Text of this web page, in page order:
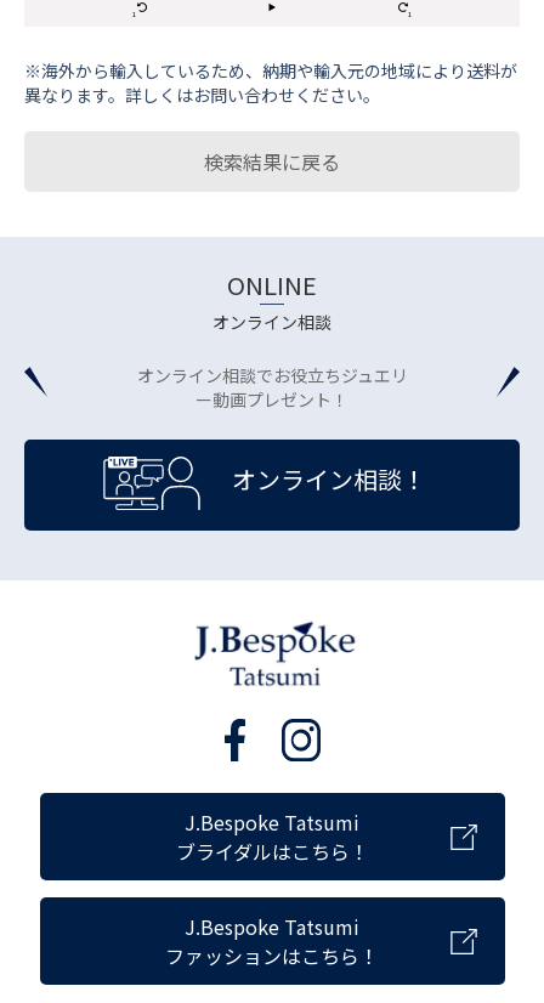
※海外から輸⼊しているため、納期や輸⼊元の地域により送料が
異なります。詳しくはお問い合わせください。
検索結果に戻る
ONLINE
オンライン相談
オンライン相談でお役立ちジュエリ
ー動画プレゼント！
オンライン相談！
J.Bespoke Tatsumi
ブライダルはこちら！
J.Bespoke Tatsumi
ファッションはこちら！